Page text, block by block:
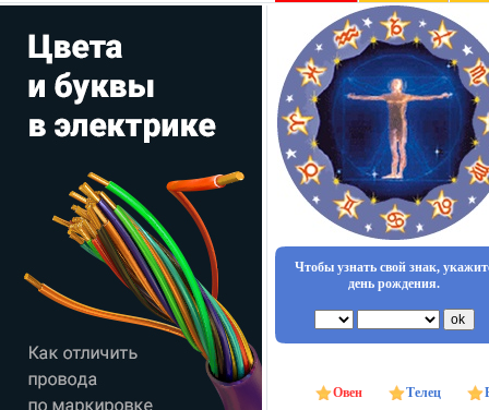
Чтобы узнать свой знак,
день рождения.
Овен Телец